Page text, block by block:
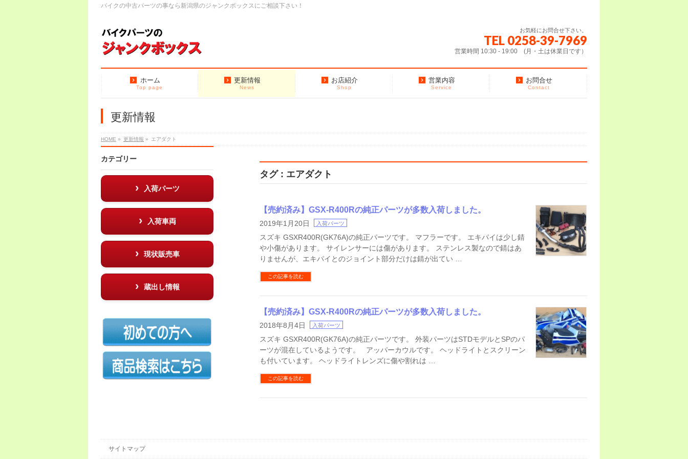
バイクの中古パーツの事なら新潟県のジャンクボックスにご相談下さい！
お気軽にお問合せ下さい。
TEL 0258-39-7969
営業時間 10:30 - 19:00 (月・土は休業日です）
ホーム
Top page
更新情報
News
お店紹介
Shop
営業内容
Service
お問合せ
Contact
更新情報
HOME » 更新情報 » エアダクト
タグ : エアダクト
【売約済み】GSX-R400Rの純正パーツが多数入荷しました。
2019年1月20日 入荷パーツ
スズキ GSXR400R(GK76A)の純正パーツです。 マフラーです。 エキパイは少し錆
や小傷があります。 サイレンサーには傷があります。 ステンレス製なので錆はあ
りませんが、エキパイとのジョイント部分だけは錆が出てい …
この記事を読む
【売約済み】GSX-R400Rの純正パーツが多数入荷しました。
2018年8月4日 入荷パーツ
スズキ GSXR400R(GK76A)の純正パーツです。 外装パーツはSTDモデルとSPのパ
ーツが混在しているようです。 アッパーカウルです。 ヘッドライトとスクリーン
も付いています。 ヘッドライトレンズに傷や割れは …
この記事を読む
カテゴリー
入荷パーツ
入荷車両
現状販売車
蔵出し情報
サイトマップ